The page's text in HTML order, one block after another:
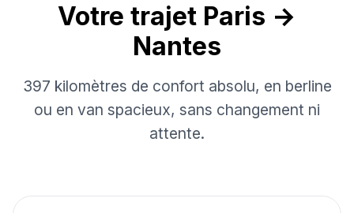
Votre trajet Paris →
Nantes
397 kilomètres de confort absolu, en berline
ou en van spacieux, sans changement ni
attente.